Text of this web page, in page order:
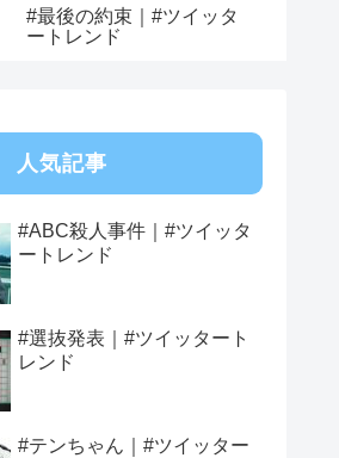
#最後の約束｜#ツイッタ
ートレンド
人気記事
#ABC殺人事件｜#ツイッタ
ートレンド
#選抜発表｜#ツイッタート
レンド
#テンちゃん｜#ツイッター